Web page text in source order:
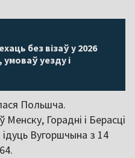
без візаў у 2026
умоваў уезду і
Польшча.
Менску, Горадні і Берасці
Вугоршчына з 14